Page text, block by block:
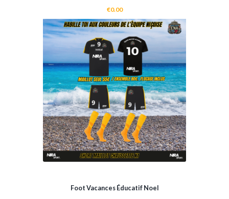
€0.00
Foot Vacances Éducatif Noel